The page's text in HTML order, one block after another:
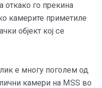
го прекина
камерите приметиле
објект кој се
е многу поголем од
камери на MSS во